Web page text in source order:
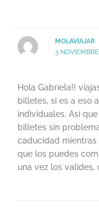
MOLAVIAJAR
3
Hola Gabriela!!
billetes, si es a eso
individuales. Así
billetes sin
caducidad mientras
que los puedes
una vez los valides,